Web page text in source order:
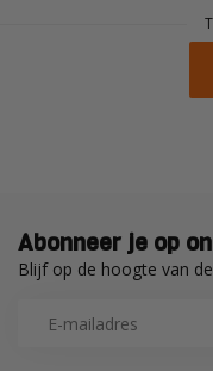
Abonneer je op
Blijf op de hoogte van